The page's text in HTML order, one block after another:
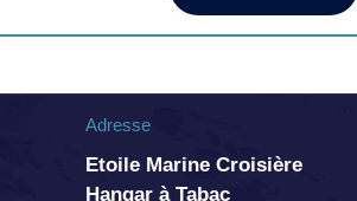
Adresse
Etoile Marine Croisière
Hangar à Tabac